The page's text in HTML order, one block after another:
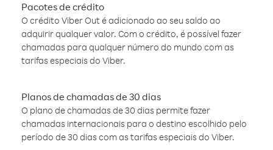
Pacotes de crédito
O crédito Viber Out é adicionado ao seu saldo ao
adquirir qualquer valor. Com o crédito, é possível fazer
chamadas para qualquer número do mundo com as
tarifas especiais do Viber.
Planos de chamadas de 30 dias
O plano de chamadas de 30 dias permite fazer
chamadas internacionais para o destino escolhido pelo
período de 30 dias com as tarifas especiais do Viber.